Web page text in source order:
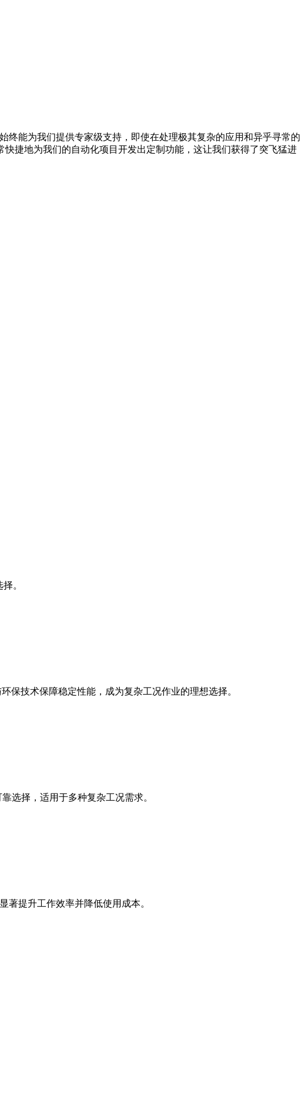
能为我们提供专家级支持，即使在处理极其复杂的应用和异乎寻常的
捷地为我们的自动化项目开发出定制功能，这让我们获得了突飞猛进
。
保技术保障稳定性能，成为复杂工况作业的理想选择。
选择，适用于多种复杂工况需求。
著提升工作效率并降低使用成本。